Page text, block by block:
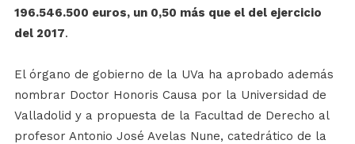
196.546.500 euros, un 0,50 más que el del ejercicio
del 2017.
El órgano de gobierno de la UVa ha aprobado además
nombrar Doctor Honoris Causa por la Universidad de
Valladolid y a propuesta de la Facultad de Derecho al
profesor Antonio José Avelas Nune, catedrático de la